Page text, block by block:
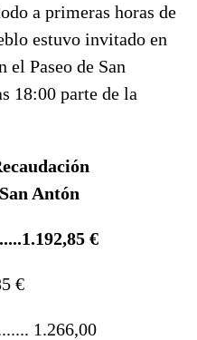
a primeras horas de
estuvo invitado en
el Paseo de San
18:00 parte de la
Antón
€
€
1.266,00